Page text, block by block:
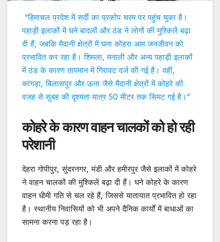
“हिमाचल प्रदेश में सर्दी का प्रकोप चरम पर पहुंच चुका है।
पहाड़ी इलाकों में घने बादलों और ठंड ने लोगों की मुश्किलें बढ़ा
दी हैं, जबकि मैदानी क्षेत्रों में घना कोहरा आम जनजीवन को
प्रभावित कर रहा है। शिमला, मनाली और अन्य पहाड़ी इलाकों
में ठंड के कारण तापमान में गिरावट दर्ज की गई है। वहीं,
कांगड़ा, बिलासपुर और ऊना जैसे मैदानी क्षेत्रों में कोहरे की
वजह से सुबह की दृश्यता मात्र 50 मीटर तक सिमट गई है।”
कोहरे के कारण वाहन चालकों को हो रही
परेशानी
देहरा गोपीपुर, सुंदरनगर, मंडी और हमीरपुर जैसे इलाकों में कोहरे
ने वाहन चालकों की मुश्किलें बढ़ा दी हैं। घने कोहरे के कारण
वाहन धीमी गति से चल रहे हैं, जिससे यातायात प्रभावित हो रहा
है। स्थानीय निवासियों को भी अपने दैनिक कार्यों में बाधाओं का
सामना करना पड़ रहा है।